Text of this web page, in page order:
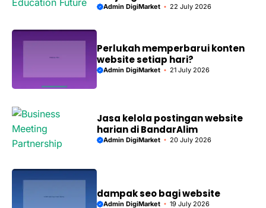
Admin DigiMarket 22 July 2026
Perlukah memperbarui konten
website setiap hari?
Admin DigiMarket 21 July 2026
Jasa kelola postingan website
harian di BandarAlim
Admin DigiMarket 20 July 2026
dampak seo bagi website
Admin DigiMarket 19 July 2026